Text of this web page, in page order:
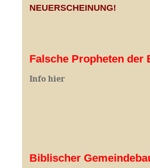
NEUERSCHEINUNG!
Falsche Propheten der
Info hier
Biblischer